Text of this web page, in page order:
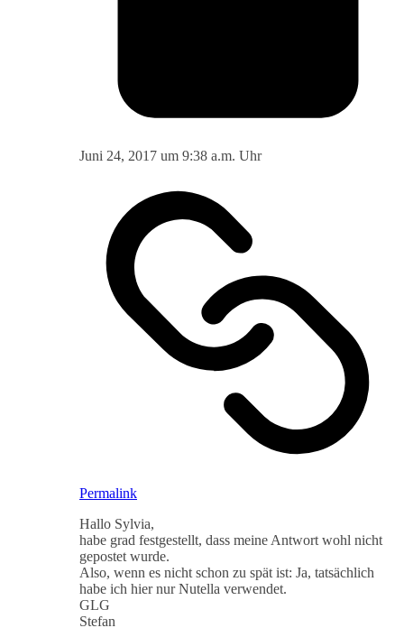
Juni 24, 2017 um 9:38 a.m. Uhr
Permalink
Hallo Sylvia,
habe grad festgestellt, dass meine Antwort wohl nicht
gepostet wurde.
Also, wenn es nicht schon zu spät ist: Ja, tatsächlich
habe ich hier nur Nutella verwendet.
GLG
Stefan